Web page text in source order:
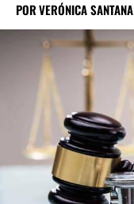
PORVERÓNICA SANTANA